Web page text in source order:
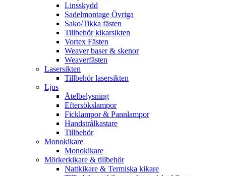
Linsskydd
Sadelmontage Övriga
Sako/Tikka fästen
Tillbehör kikarsikten
Vortex Fästen
Weaver baser & skenor
Weaverfästen
Lasersikten
Tillbehör lasersikten
Ljus
Åtelbelysning
Eftersökslampor
Ficklampor & Pannlampor
Handstrålkastare
Tillbehör
Monokikare
Monokikare
Mörkerkikare & tillbehör
Nattkikare & Termiska kikare